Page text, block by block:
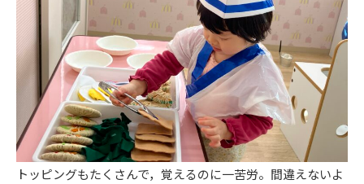
トッピングもたくさんで，覚えるのに一苦労。間違えないよ